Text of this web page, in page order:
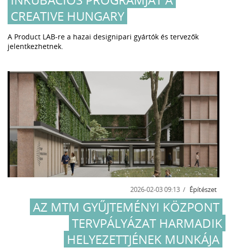
CREATIVE HUNGARY
A Product LAB-re a hazai designipari gyártók és tervezők
jelentkezhetnek.
2026-02-03 09:13 Építészet
AZ MTM GYŰJTEMÉNYI KÖZPONT
TERVPÁLYÁZAT HARMADIK
HELYEZETTJÉNEK MUNKÁJA